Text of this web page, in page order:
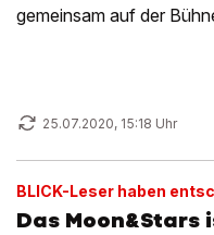
gemeinsam auf der
25.07.2020, 15:18 Uhr
BLICK-Leser haben
Das Moon&Stars